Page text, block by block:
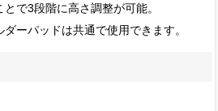
で3段階に高さ調整が可能。
ーパッドは共通で使用できます。